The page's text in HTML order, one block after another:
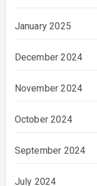
January 2025
December 2024
November 2024
October 2024
September 2024
July 2024